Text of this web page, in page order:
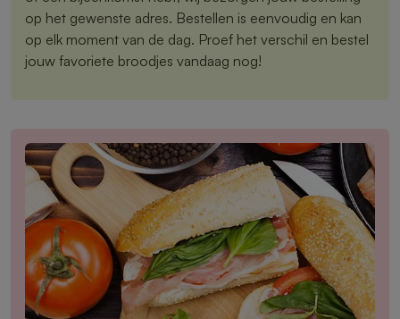
op het gewenste adres. Bestellen is eenvoudig en kan
op elk moment van de dag. Proef het verschil en bestel
jouw favoriete broodjes vandaag nog!